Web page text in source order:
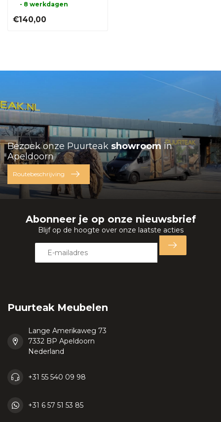
- 8 werkdagen
€140,00
Bezoek onze Puurteak showroom in
Apeldoorn
Routebeschrijving
Abonneer je op onze nieuwsbrief
Blijf op de hoogte over onze laatste acties
Puurteak Meubelen
Lange Amerikaweg 73
7332 BP Apeldoorn
Nederland
+31 55 540 09 98
+31 6 57 51 53 85